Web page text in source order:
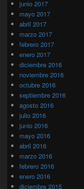
junio 2017
mayo 2017
abril 2017
marzo 2017
febrero 2017
enero 2017
diciembre 2016
noviembre 2016
octubre 2016
septiembre 2016
agosto 2016
julio 2016
junio 2016
mayo 2016
abril 2016
marzo 2016
febrero 2016
enero 2016
diciembre 2015